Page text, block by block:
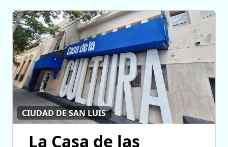
CIUDAD DE SAN LUIS
La Casa de las